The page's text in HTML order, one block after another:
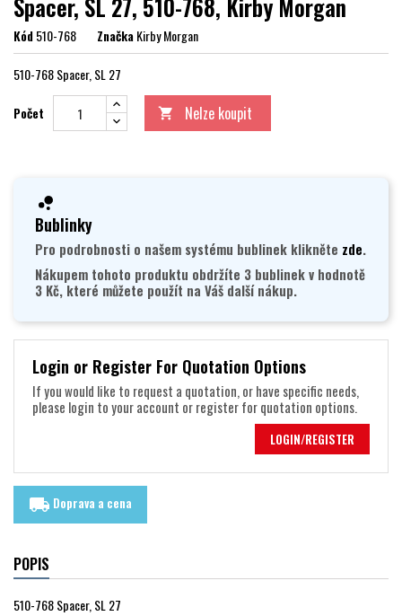
Spacer, SL 27, 510-768, Kirby Morgan
Kód510-768 ZnačkaKirby Morgan
510-768 Spacer, SL 27
Počet  Nelze koupit
Bublinky
Pro podrobnosti o našem systému bublinek klikněte zde.
Nákupem tohoto produktu obdržíte 3 bublinek v hodnotě
3 Kč, které můžete použít na Váš další nákup.
Login or Register For Quotation Options
If you would like to request a quotation, or have specific needs,
please login to your account or register for quotation options.
LOGIN/REGISTER
local_shipping Doprava a cena
POPIS
510-768 Spacer, SL 27